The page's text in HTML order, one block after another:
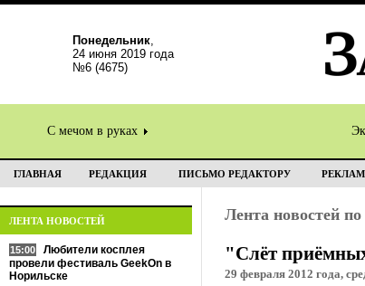
Понедельник,
24 июня 2019 года
№6 (4675)
С мечом в руках
ГЛАВНАЯ РЕДАКЦИЯ ПИСЬМО РЕДАКТОРУ
ЛЕНТА НОВОСТЕЙ
15:00
Любители косплея
провели фестиваль GeekOn в
Норильске
Лента новостей
"Слёт
29 февраля 2012 года,